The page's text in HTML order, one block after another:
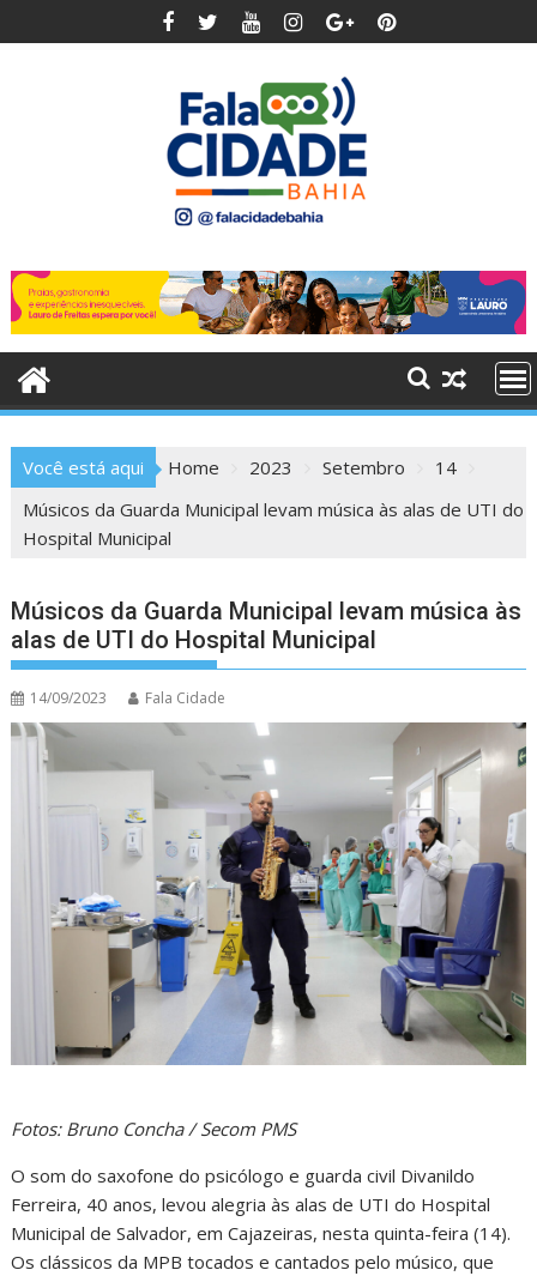
to
Você está aqui Home 2023 Setembro
14
Músicos da Guarda Municipal levam música às alas de UTI do
Hospital Municipal
Músicos da Guarda Municipal levam música às
alas de UTI do Hospital Municipal
14/09/2023 Fala Cidade
Fotos: Bruno Concha / Secom PMS
O som do saxofone do psicólogo e guarda civil Divanildo
Ferreira, 40 anos, levou alegria às alas de UTI do Hospital
Municipal de Salvador, em Cajazeiras, nesta quinta-feira (14).
Os clássicos da MPB tocados e cantados pelo músico, que